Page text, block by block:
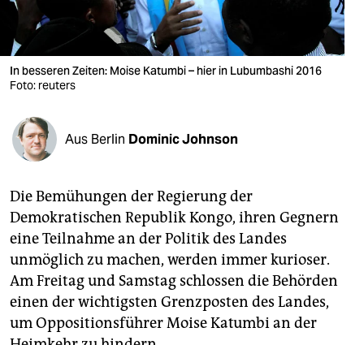
verlag
verlag
veranstaltungen
shop
fragen & hilfe
unterstützen
abo
genossenschaft
epaper login
In besseren Zeiten: Moise Katumbi – hier in Lubumbashi 2016
Foto: reuters
Aus Berlin Dominic Johnson
Die Bemühungen der Regierung der
Demokratischen Republik Kongo, ihren Gegnern
eine Teilnahme an der Politik des Landes
unmöglich zu machen, werden immer kurioser.
Am Freitag und Samstag schlossen die Behörden
einen der wichtigsten Grenzposten des Landes,
um Oppositionsführer Moise Katumbi an der